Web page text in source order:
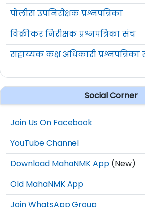
पोलीस उपनिरीक्षक प्रश्नपत्रिका
विक्रीकर निरीक्षक प्रश्नपत्रिका संच
सहाय्यक कक्ष अधिकारी प्रश्नपत्रिका
Social Corner
Join Us On Facebook
YouTube Channel
Download MahaNMK App (New)
Old MahaNMK App
Join WhatsApp Group